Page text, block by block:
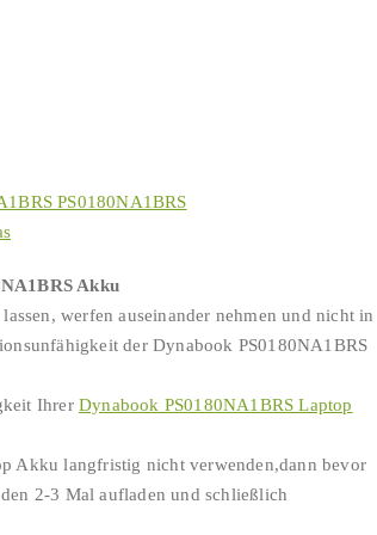
PS0180NA1BRS
Akku
werfen auseinander nehmen und nicht in
der Dynabook PS0180NA1BRS
IhrerDynabook PS0180NA1BRS Laptop
Akku langfristig nicht verwenden,dann bevor
2-3 Mal aufladen und schließlich